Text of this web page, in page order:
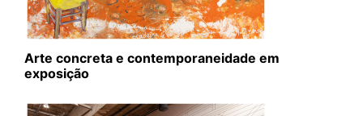
Arte concreta e contemporaneidade em
exposição